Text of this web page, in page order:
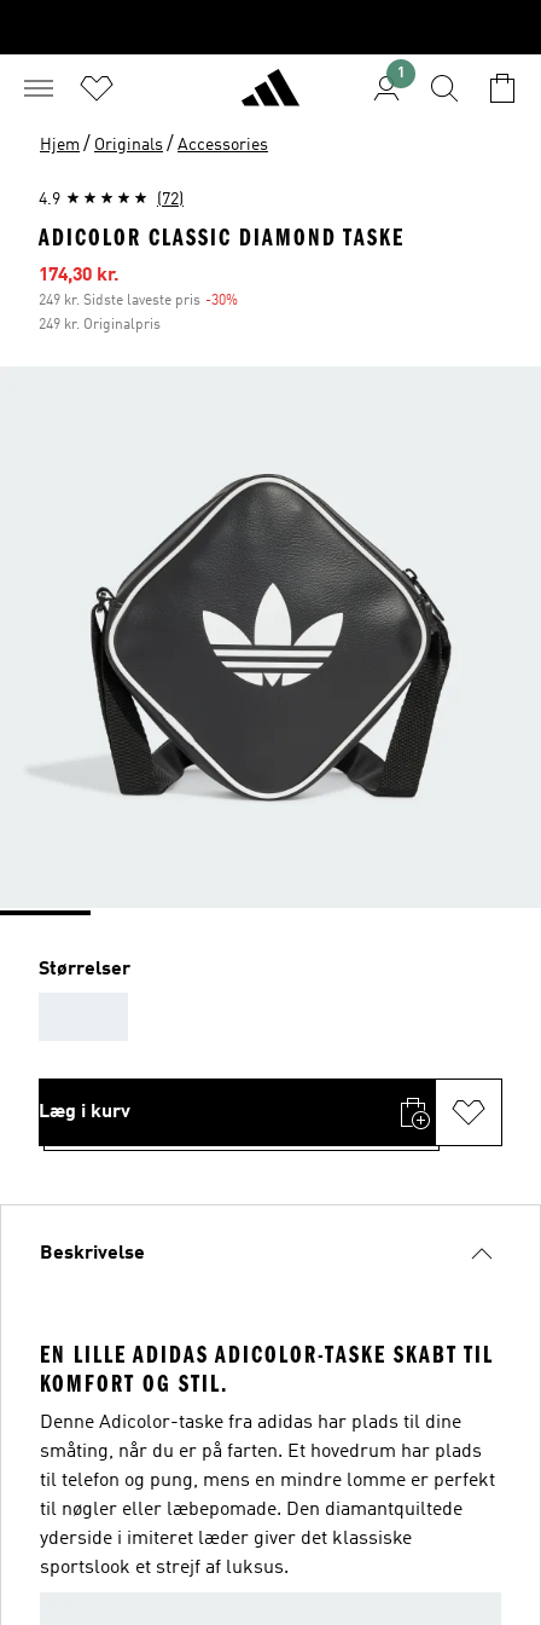
1
Hjem / Originals / Accessories
4.9 (72)
ADICOLOR CLASSIC DIAMOND TASKE
Udsalgspris
174,30 kr.
249 kr. Sidste laveste pris -30%
249 kr. Originalpris
Størrelser
Læg i kurv
Beskrivelse
EN LILLE ADIDAS ADICOLOR-TASKE SKABT TIL
KOMFORT OG STIL.
Denne Adicolor-taske fra adidas har plads til dine
småting, når du er på farten. Et hovedrum har plads
til telefon og pung, mens en mindre lomme er perfekt
til nøgler eller læbepomade. Den diamantquiltede
yderside i imiteret læder giver det klassiske
sportslook et strejf af luksus.